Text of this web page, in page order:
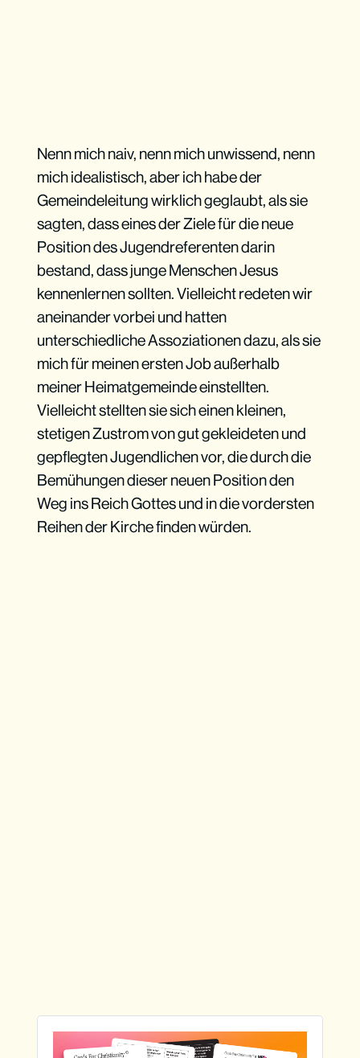
Nenn mich naiv, nenn mich unwissend, nenn
mich idealistisch, aber ich habe der
Gemeindeleitung wirklich geglaubt, als sie
sagten, dass eines der Ziele für die neue
Position des Jugendreferenten darin
bestand, dass junge Menschen Jesus
kennenlernen sollten. Vielleicht redeten wir
aneinander vorbei und hatten
unterschiedliche Assoziationen dazu, als sie
mich für meinen ersten Job außerhalb
meiner Heimatgemeinde einstellten.
Vielleicht stellten sie sich einen kleinen,
stetigen Zustrom von gut gekleideten und
gepflegten Jugendlichen vor, die durch die
Bemühungen dieser neuen Position den
Weg ins Reich Gottes und in die vordersten
Reihen der Kirche finden würden.